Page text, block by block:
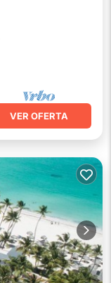
VER OFERTA